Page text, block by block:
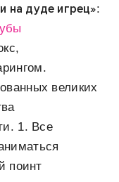
на дуде игрец»:
великих
1. Все
поинт